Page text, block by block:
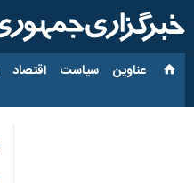
عناوین‌ سیاست اقتصاد